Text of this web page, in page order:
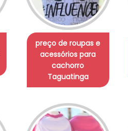
preço de roupas e
acessórios para
cachorro
Taguatinga